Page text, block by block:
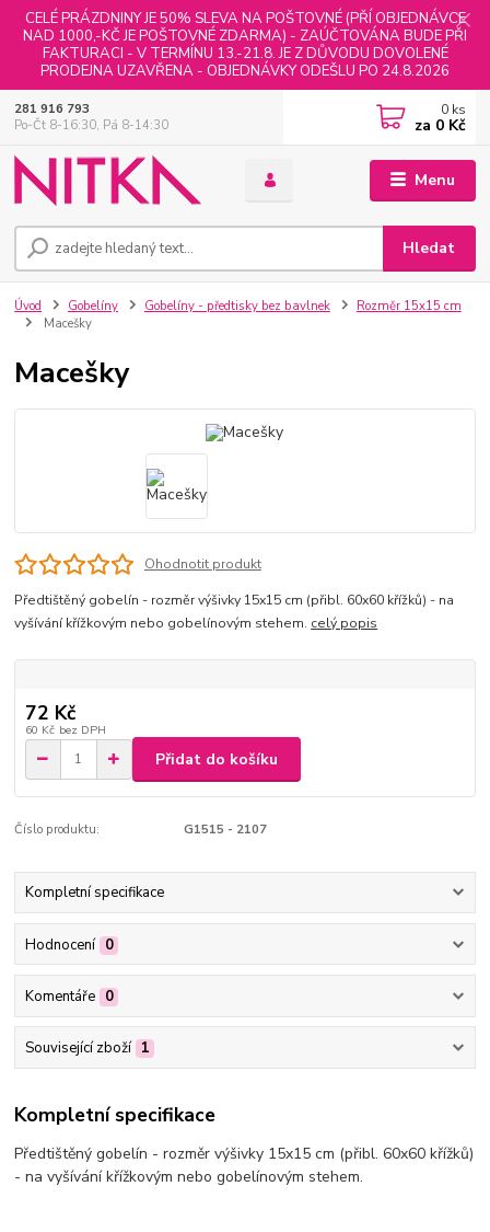
CELÉ PRÁZDNINY JE 50% SLEVA NA POŠTOVNÉ (PŘÍ OBJEDNÁVCE
NAD 1000,-KČ JE POŠTOVNÉ ZDARMA) - ZAÚČTOVÁNA BUDE PŘI
FAKTURACI - V TERMÍNU 13.-21.8. JE Z DŮVODU DOVOLENÉ
PRODEJNA UZAVŘENA - OBJEDNÁVKY ODEŠLU PO 24.8.2026
Menu
Hledat
281 916 793
Po-Čt 8-16:30, Pá 8-14:30
0 ks
za 0 Kč
Úvod Gobelíny Gobelíny - předtisky bez bavlnek
Rozměr 15x15 cm
Macešky
Macešky
Ohodnotit produkt
Předtištěný gobelín - rozměr výšivky 15x15 cm (přibl. 60x60 křížků) - na
vyšívání křížkovým nebo gobelínovým stehem. celý popis
72 Kč
60 Kč bez DPH
Přidat do košíku
Číslo produktu: G1515 - 2107
Kompletní specifikace
Hodnocení 0
Komentáře 0
Související zboží 1
Kompletní specifikace
Předtištěný gobelín - rozměr výšivky 15x15 cm (přibl. 60x60 křížků)
- na vyšívání křížkovým nebo gobelínovým stehem.